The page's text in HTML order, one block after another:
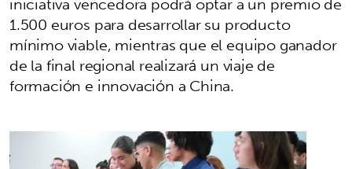
1.500 euros para desarrollar su producto
mínimo viable, mientras que el equipo ganador
de la final regional realizará un viaje de
formación e innovación a China.